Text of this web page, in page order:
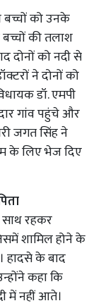
को उनके
की तलाश
दोनों को नदी से
ने दोनों को
डॉ. एमपी
गांव पहुंचे और
जगत सिंह ने
के लिए भेज दिए
साथ रहकर
शामिल होने के
हादसे के बाद
कहा कि
में नहीं आते।